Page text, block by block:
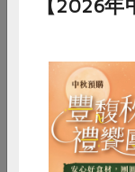
原
惜食
【2026